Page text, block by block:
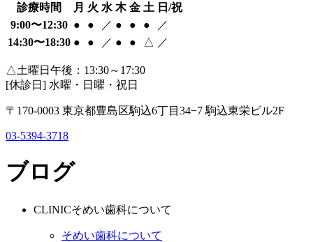
診療時間 月 火 水 木 金 土 日/祝
9:00〜12:30 ● ● ／ ● ● ●
／
14:30〜18:30 ● ● ／ ● ● △ ／
△土曜日午後：13:30～17:30
[休診日] 水曜・日曜・祝日
〒170-0003 東京都豊島区駒込6丁目34−7 駒込東栄ビル2F
03-5394-3718
ブログ
CLINICそめい歯科について
そめい歯科について